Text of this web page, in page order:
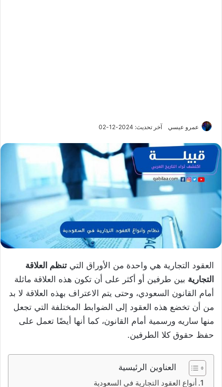
عمرو عيسي آخر تحديث: 2024-12-02
العقود التجارية هي واحدة من الأوراق التي تنظم العلاقة
التجارية بين طرفين أو أكثر على أن تكون هذه العلاقة ماثلة
أمام القانون السعودي، وحتى يتم الاعتراف بهذه العلاقة لا بد
من أن تخضع هذه العقود إلى الضوابط المختلفة التي تجعل
منها ساريه ورسمية أمام القانون، كما أنها أيضًا تعمل على
حفظ حقوق كلا الطرفين.
العناوين الرئيسية
أنواع العقود التجارية في السعودية